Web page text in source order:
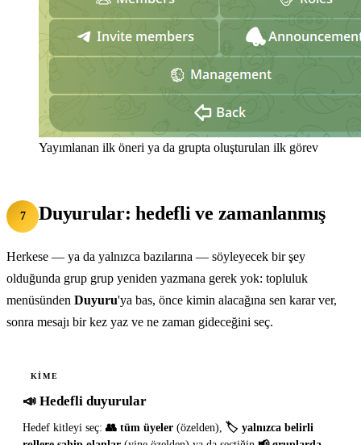
Yayımlanan ilk öneri ya da grupta oluşturulan ilk görev
7 Duyurular: hedefli ve zamanlanmış
Herkese — ya da yalnızca bazılarına — söyleyecek bir şey
olduğunda grup grup yeniden yazmana gerek yok: topluluk
menüsünden Duyuru'ya bas, önce kimin alacağına sen karar ver,
sonra mesajı bir kez yaz ve ne zaman gideceğini seç.
KIME
📣 Hedefli duyurular
Hedef kitleyi seç: 👥 tüm üyeler (özelden), 🏷 yalnızca belirli